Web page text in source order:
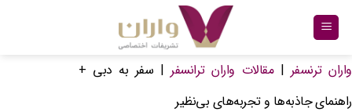
واران ترنسفر |مقالات واران ترانسفر| سفر به دبی +
راهنمای جاذبه‌ها و تجربه‌های بی‌نظیر